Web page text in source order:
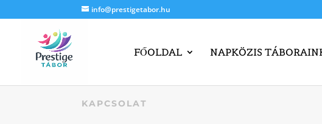
info@prestigetabor.hu
FŐOLDAL NAPKÖZIS
KAPCSOLAT